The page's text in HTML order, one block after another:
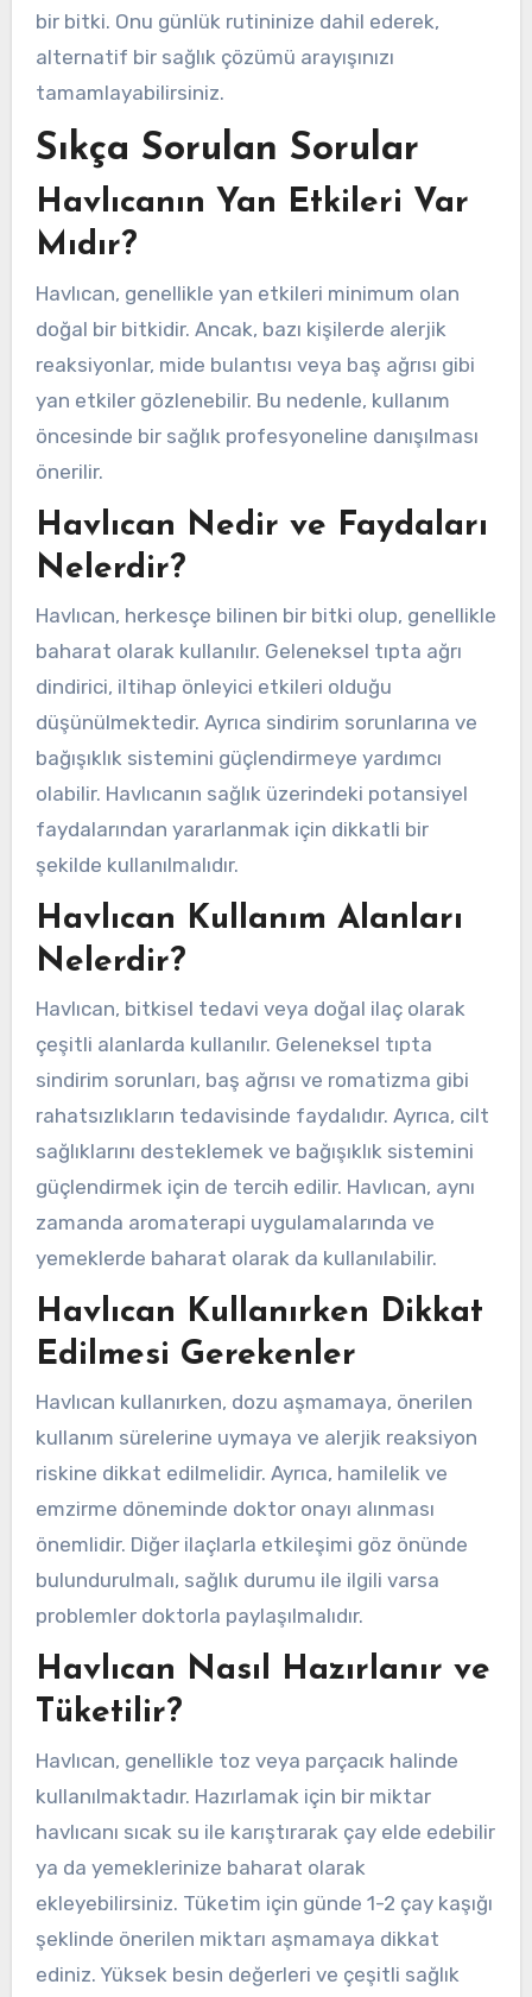
bir bitki. Onu günlük rutininize dahil ederek,
alternatif bir sağlık çözümü arayışınızı
tamamlayabilirsiniz.
Sıkça Sorulan Sorular
Havlıcanın Yan Etkileri Var
Mıdır?
Havlıcan, genellikle yan etkileri minimum olan
doğal bir bitkidir. Ancak, bazı kişilerde alerjik
reaksiyonlar, mide bulantısı veya baş ağrısı gibi
yan etkiler gözlenebilir. Bu nedenle, kullanım
öncesinde bir sağlık profesyoneline danışılması
önerilir.
Havlıcan Nedir ve Faydaları
Nelerdir?
Havlıcan, herkesçe bilinen bir bitki olup, genellikle
baharat olarak kullanılır. Geleneksel tıpta ağrı
dindirici, iltihap önleyici etkileri olduğu
düşünülmektedir. Ayrıca sindirim sorunlarına ve
bağışıklık sistemini güçlendirmeye yardımcı
olabilir. Havlıcanın sağlık üzerindeki potansiyel
faydalarından yararlanmak için dikkatli bir
şekilde kullanılmalıdır.
Havlıcan Kullanım Alanları
Nelerdir?
Havlıcan, bitkisel tedavi veya doğal ilaç olarak
çeşitli alanlarda kullanılır. Geleneksel tıpta
sindirim sorunları, baş ağrısı ve romatizma gibi
rahatsızlıkların tedavisinde faydalıdır. Ayrıca, cilt
sağlıklarını desteklemek ve bağışıklık sistemini
güçlendirmek için de tercih edilir. Havlıcan, aynı
zamanda aromaterapi uygulamalarında ve
yemeklerde baharat olarak da kullanılabilir.
Havlıcan Kullanırken Dikkat
Edilmesi Gerekenler
Havlıcan kullanırken, dozu aşmamaya, önerilen
kullanım sürelerine uymaya ve alerjik reaksiyon
riskine dikkat edilmelidir. Ayrıca, hamilelik ve
emzirme döneminde doktor onayı alınması
önemlidir. Diğer ilaçlarla etkileşimi göz önünde
bulundurulmalı, sağlık durumu ile ilgili varsa
problemler doktorla paylaşılmalıdır.
Havlıcan Nasıl Hazırlanır ve
Tüketilir?
Havlıcan, genellikle toz veya parçacık halinde
kullanılmaktadır. Hazırlamak için bir miktar
havlıcanı sıcak su ile karıştırarak çay elde edebilir
ya da yemeklerinize baharat olarak
ekleyebilirsiniz. Tüketim için günde 1-2 çay kaşığı
şeklinde önerilen miktarı aşmamaya dikkat
ediniz. Yüksek besin değerleri ve çeşitli sağlık